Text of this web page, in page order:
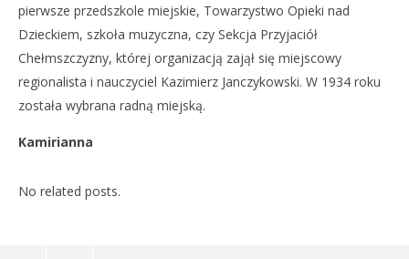
pierwsze przedszkole miejskie, Towarzystwo Opieki nad
Dzieckiem, szkoła muzyczna, czy Sekcja Przyjaciół
Chełmszczyzny, której organizacją zajął się miejscowy
regionalista i nauczyciel Kazimierz Janczykowski. W 1934 roku
została wybrana radną miejską.
Kamirianna
No related posts.